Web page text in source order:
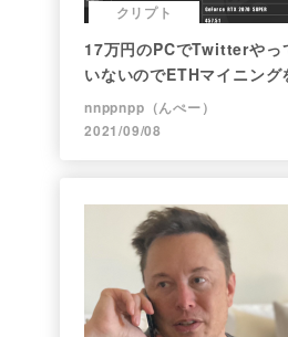
クリプト
17万円のPCでTwitterやっ
いないのでETHマイニング
nnppnpp（んぺー）
2021/09/08